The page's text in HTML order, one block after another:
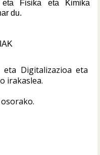
eta Fisika eta Kimika
du.
Digitalizazioa eta
irakaslea.